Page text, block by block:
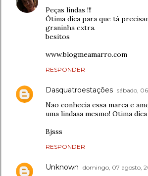
Peças lindas !!!
Ótima dica para que tá
graninha extra.
besitos
www.blogmeamarro.com
RESPONDER
Dasquatroestações sábado,
Nao conhecia essa marca e
uma lindaaa mesmo! Otima
Bjsss
RESPONDER
Unknown domingo, 07 agosto,